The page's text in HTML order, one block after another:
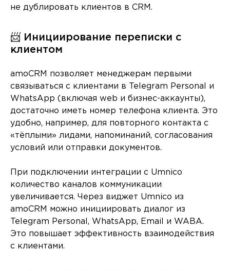
не дублировать клиентов в CRM.
📨 Инициирование переписки с
клиентом
amoCRM позволяет менеджерам первыми
связываться с клиентами в Telegram Personal и
WhatsApp (включая web и бизнес-аккаунты),
достаточно иметь номер телефона клиента. Это
удобно, например, для повторного контакта с
«тёплыми» лидами, напоминаний, согласования
условий или отправки документов.
При подключении интеграции с Umnico
количество каналов коммуникации
увеличивается. Через виджет Umnico из
amoCRM можно инициировать диалог из
Telegram Personal, WhatsApp, Email и WABA.
Это повышает эффективность взаимодействия
с клиентами.